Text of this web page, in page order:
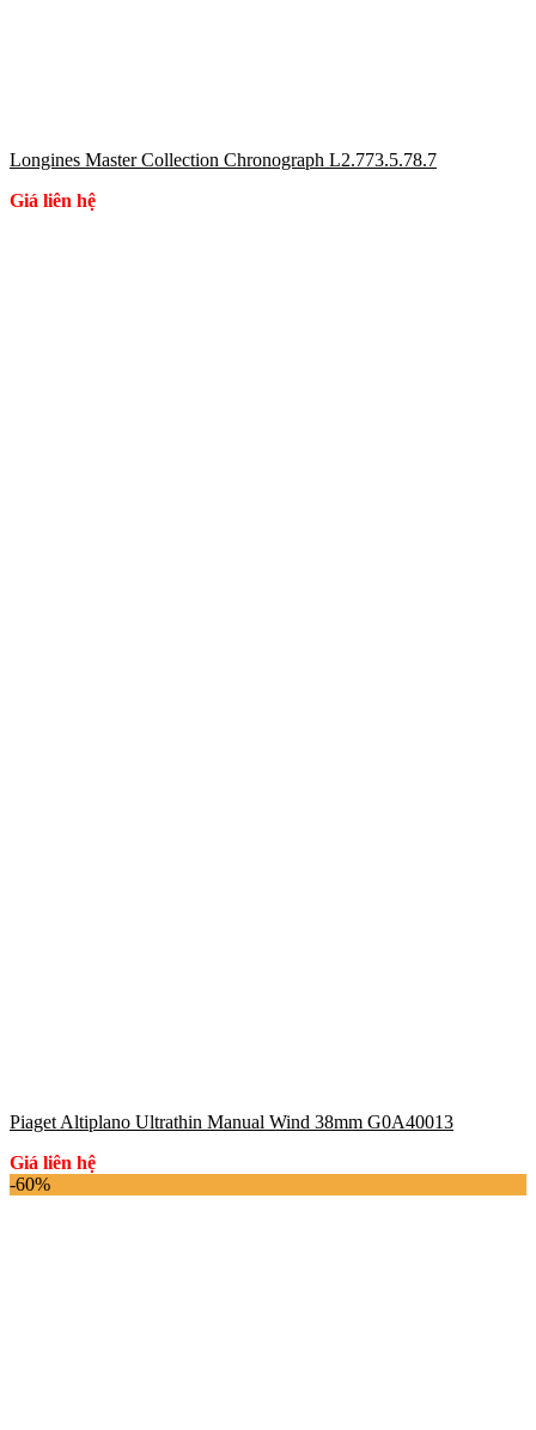
Longines Master Collection Chronograph L2.773.5.78.7
Giá liên hệ
Piaget Altiplano Ultrathin Manual Wind 38mm G0A40013
Giá liên hệ
-60%